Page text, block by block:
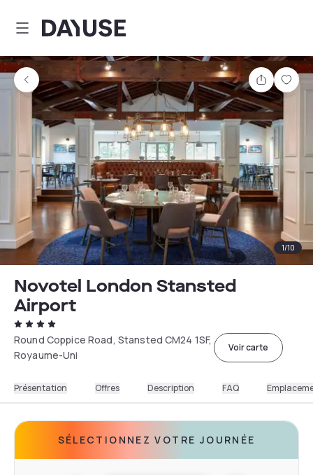
Dayuse
Partager
1/10
Novotel London Stansted
Airport
Round Coppice Road, Stansted CM24 1SF,
Royaume-Uni
Voir carte
Présentation Offres Description FAQ
SÉLECTIONNEZ VOTRE JOURNÉE